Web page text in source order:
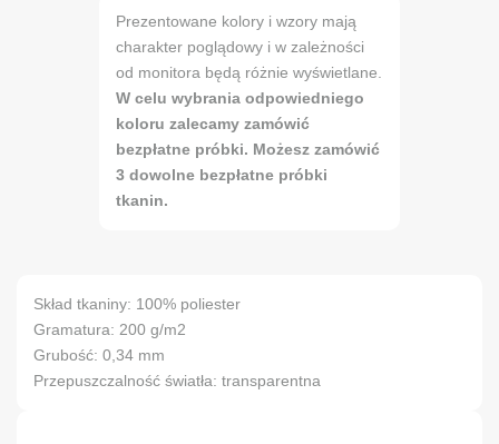
Prezentowane kolory i wzory mają
charakter poglądowy i w zależności
od monitora będą różnie wyświetlane.
W celu wybrania odpowiedniego
koloru zalecamy zamówić
bezpłatne próbki. Możesz zamówić
3 dowolne bezpłatne próbki
tkanin.
Skład tkaniny: 100% poliester
Gramatura: 200 g/m2
Grubość: 0,34 mm
Przepuszczalność światła: transparentna